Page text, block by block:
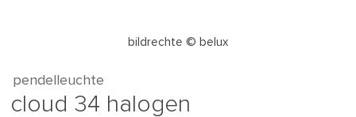
bildrechte © belux
pendelleuchte
cloud 34 halogen